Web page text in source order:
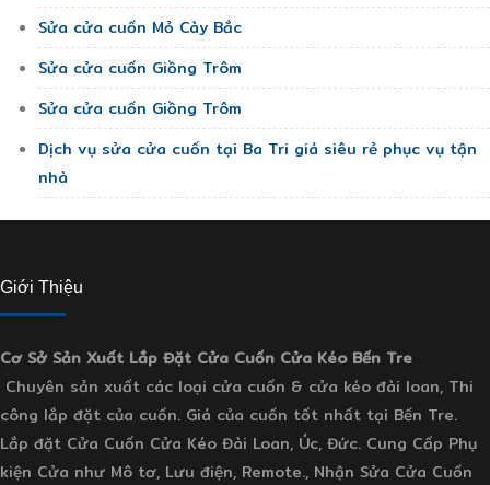
Sửa cửa cuốn Mỏ Cày Bắc
Sửa cửa cuốn Giồng Trôm
Sửa cửa cuốn Giồng Trôm
Dịch vụ sửa cửa cuốn tại Ba Tri giá siêu rẻ phục vụ tận
nhà
Giới Thiệu
Cơ Sở Sản Xuất Lắp Đặt Cửa Cuốn Cửa Kéo Bến Tre
Chuyên sản xuất các loại cửa cuốn & cửa kéo đài loan, Thi
công lắp đặt của cuốn. Giá của cuốn tốt nhất tại Bến Tre.
Lắp đặt Cửa Cuốn Cửa Kéo Đài Loan, Úc, Đức. Cung Cấp Phụ
kiện Cửa như Mô tơ, Lưu điện, Remote., Nhận Sửa Cửa Cuốn